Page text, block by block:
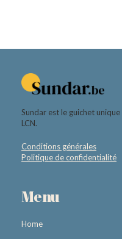
Sundar est le guichet
LCN.
Conditions générales
Politique de confidentialité
Menu
Home